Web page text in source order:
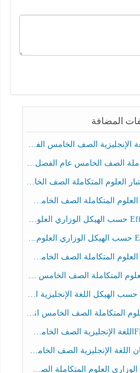
المضافة
عام الفصل الدراسي الثالث 2025-2026
المتكاملة الصف الخامس عام الفصل الثالث
الصف الخامس انسبير الفصل الثالث
الصف الخامس عام الفصل الثالث
الصف الخامس انسبير الفصل الثالث
الصف الخامس انسبير الفصل الثالث
الصف الخامس الفصل الثالث
الصف الخامس عام الفصل الثالث